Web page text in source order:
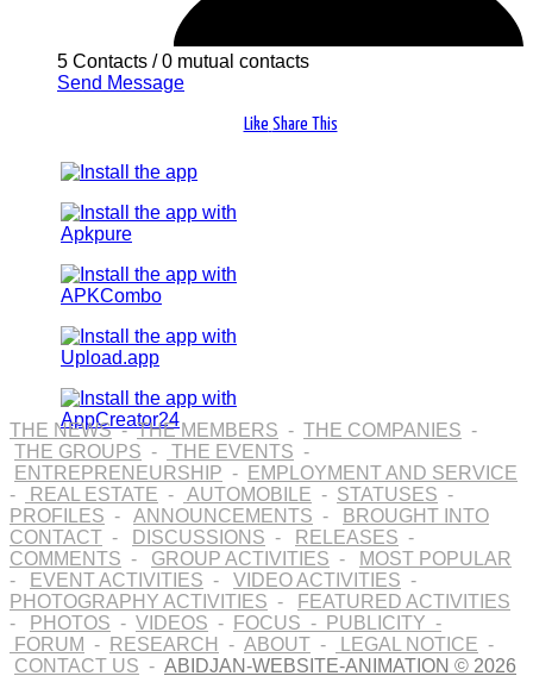
5 Contacts /0 mutual contacts
Send Message
Like Share This
THE NEWS-THE MEMBERS - THE COMPANIES -
THE GROUPS - THE EVENTS -
ENTREPRENEURSHIP -
EMPLOYMENT AND SERVICE
-
REAL ESTATE - AUTOMOBILE - STATUSES -
PROFILES - ANNOUNCEMENTS -
BROUGHT INTO
CONTACT - DISCUSSIONS - RELEASES -
COMMENTS - GROUP ACTIVITIES -
MOST POPULAR
-
EVENT ACTIVITIES - VIDEO ACTIVITIES -
PHOTOGRAPHY ACTIVITIES -
FEATURED ACTIVITIES
-
PHOTOS - VIDEOS - FOCUS - PUBLICITY -
FORUM - RESEARCH - ABOUT - LEGAL NOTICE -
CONTACT US - ABIDJAN-WEBSITE-ANIMATION © 2026